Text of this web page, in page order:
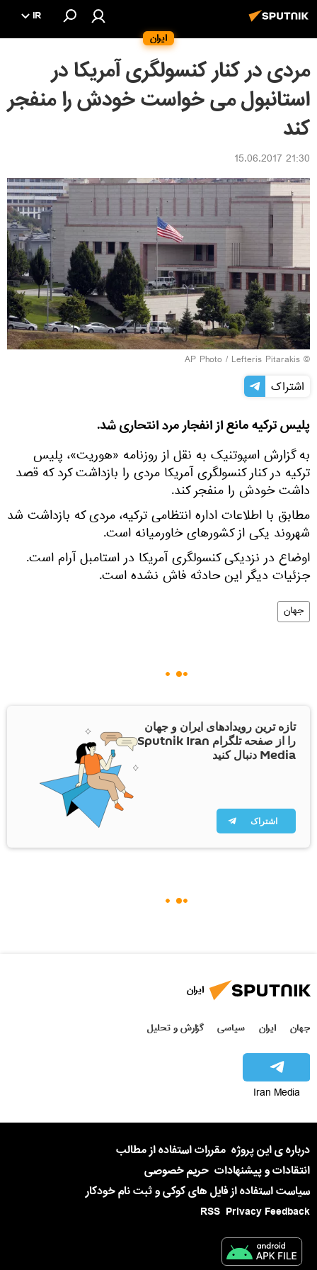
ایران
IR
مردی در کنار کنسولگری آمریکا در
استانبول می خواست خودش را منفجر
کند
21:30 15.06.2017
© AP Photo / Lefteris Pitarakis
اشتراک
پلیس ترکیه مانع از انفجار مرد انتحاری شد.
به گزارش اسپوتنیک به نقل از روزنامه «هوریت»، پلیس
ترکیه در کنار کنسولگری آمریکا مردی را بازداشت کرد که قصد
داشت خودش را منفجر کند.
مطابق با اطلاعات اداره انتظامی ترکیه، مردی که بازداشت شد
شهروند یکی از کشورهای خاورمیانه است.
اوضاع در نزدیکی کنسولگری آمریکا در استامبل آرام است.
جزئیات دیگر این حادثه فاش نشده است.
جهان
تازه ترین رویدادهای ایران و جهان
را از صفحه تلگرام Sputnik Iran
Media دنبال کنید
اشتراک
ایران
جهان ایران سیاسی گزارش و تحلیل
Iran Media
درباره ی این پروژه مقررات استفاده از مطالب
انتقادات و پیشنهادات حریم خصوصی
سیاست استفاده از فایل های کوکی و ثبت نام خودکار
Privacy Feedback
RSS